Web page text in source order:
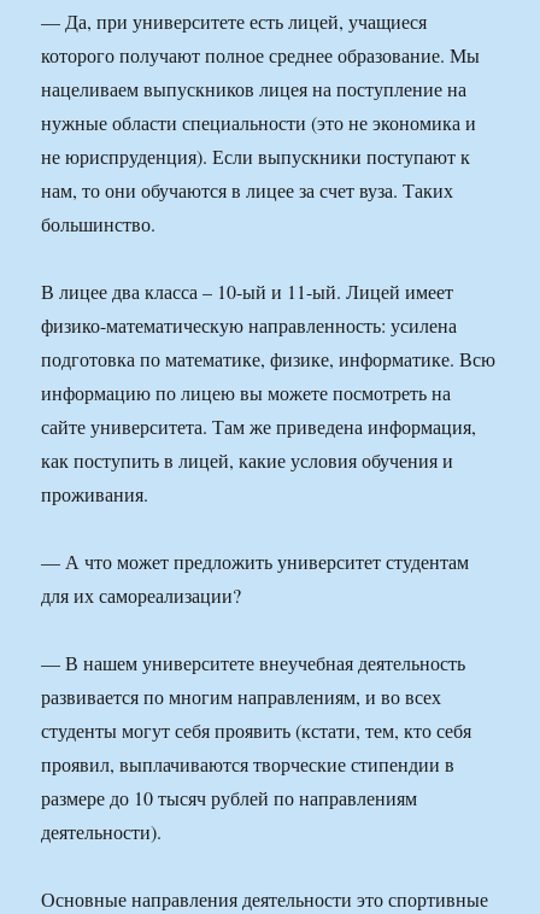
— Да, при университете есть лицей, учащиеся
которого получают полное среднее образование. Мы
нацеливаем выпускников лицея на поступление на
нужные области специальности (это не экономика и
не юриспруденция). Если выпускники поступают к
нам, то они обучаются в лицее за счет вуза. Таких
большинство.
В лицее два класса – 10-ый и 11-ый. Лицей имеет
физико-математическую направленность: усилена
подготовка по математике, физике, информатике. Всю
информацию по лицею вы можете посмотреть на
сайте университета. Там же приведена информация,
как поступить в лицей, какие условия обучения и
проживания.
— А что может предложить университет студентам
для их самореализации?
— В нашем университете внеучебная деятельность
развивается по многим направлениям, и во всех
студенты могут себя проявить (кстати, тем, кто себя
проявил, выплачиваются творческие стипендии в
размере до 10 тысяч рублей по направлениям
деятельности).
Основные направления деятельности это спортивные